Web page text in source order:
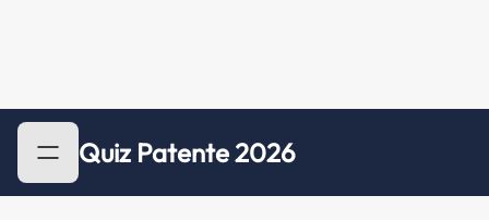
Quiz Patente 2026